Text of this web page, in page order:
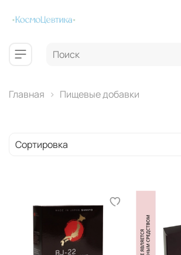
Главная Пищевые добавки